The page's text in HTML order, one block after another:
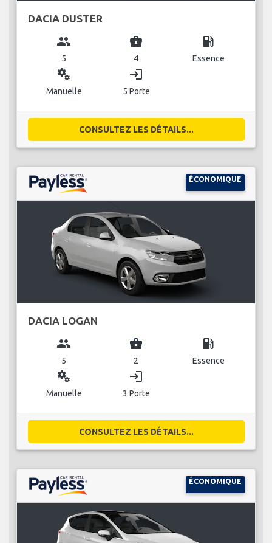
DACIA DUSTER
group
5
business_center
4
local_gas_station
Essence
miscellaneous_services
Manuelle
login
5 Porte
CONSULTEZ LES DÉTAILS...
ÉCONOMIQUE
DACIA LOGAN
group
5
business_center
2
local_gas_station
Essence
miscellaneous_services
Manuelle
login
3 Porte
CONSULTEZ LES DÉTAILS...
ÉCONOMIQUE